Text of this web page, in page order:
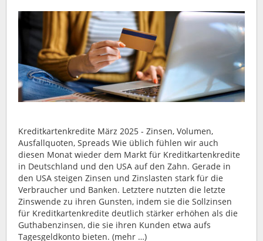
Kreditkartenkredite März 2025 - Zinsen, Volumen,
Ausfallquoten, Spreads Wie üblich fühlen wir auch
diesen Monat wieder dem Markt für Kreditkartenkredite
in Deutschland und den USA auf den Zahn. Gerade in
den USA steigen Zinsen und Zinslasten stark für die
Verbraucher und Banken. Letztere nutzten die letzte
Zinswende zu ihren Gunsten, indem sie die Sollzinsen
für Kreditkartenkredite deutlich stärker erhöhen als die
Guthabenzinsen, die sie ihren Kunden etwa aufs
Tagesgeldkonto bieten. (mehr …)